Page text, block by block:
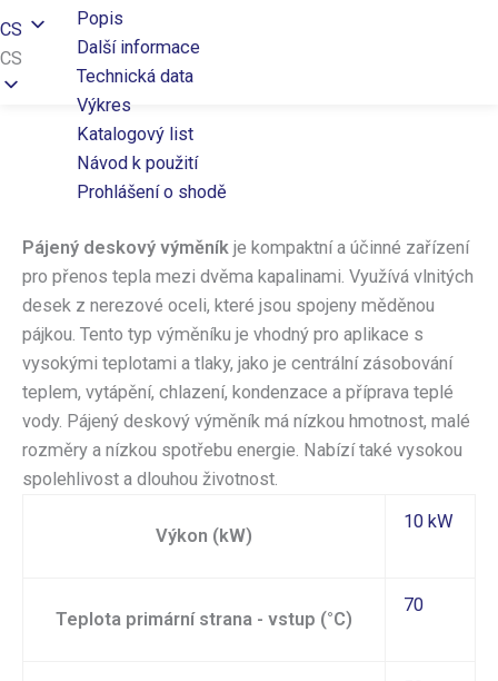
CS
CS
Popis
Další informace
Technická data
Výkres
Katalogový list
Návod k použití
Prohlášení o shodě
Pájený deskový výměník je kompaktní a účinné zařízení
pro přenos tepla mezi dvěma kapalinami. Využívá vlnitých
desek z nerezové oceli, které jsou spojeny měděnou
pájkou. Tento typ výměníku je vhodný pro aplikace s
vysokými teplotami a tlaky, jako je centrální zásobování
teplem, vytápění, chlazení, kondenzace a příprava teplé
vody. Pájený deskový výměník má nízkou hmotnost, malé
rozměry a nízkou spotřebu energie. Nabízí také vysokou
spolehlivost a dlouhou životnost.
Výkon (kW)
10 kW
Teplota primární strana - vstup (°C)
70